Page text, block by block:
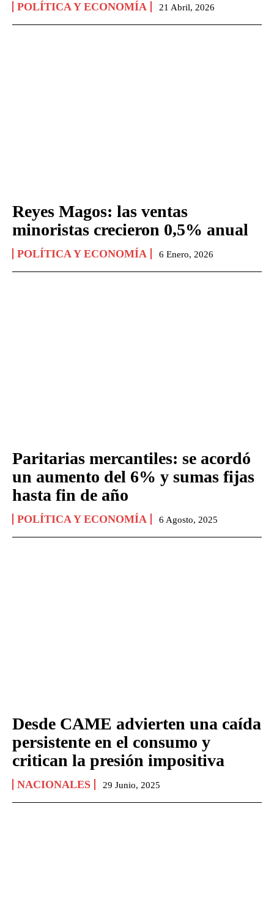
POLÍTICA Y ECONOMÍA 21 Abril, 2026
Reyes Magos: las ventas
minoristas crecieron 0,5% anual
POLÍTICA Y ECONOMÍA 6 Enero, 2026
Paritarias mercantiles: se acordó
un aumento del 6% y sumas fijas
hasta fin de año
POLÍTICA Y ECONOMÍA 6 Agosto, 2025
Desde CAME advierten una caída
persistente en el consumo y
critican la presión impositiva
NACIONALES 29 Junio, 2025